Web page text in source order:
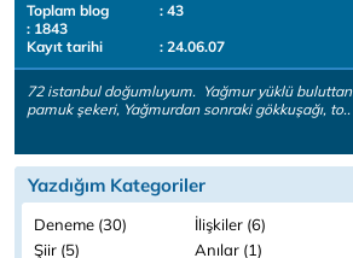
Toplam blog
: 43
: 1843
Kayıt tarihi
: 24.06.07
72 istanbul doğumluyum. Yağmur yüklü buluttan
pamuk şekeri, Yağmurdan sonraki gökkuşağı, to..
Yazdığım Kategoriler
Deneme (30)
İlişkiler (6)
Şiir (5)
Anılar (1)